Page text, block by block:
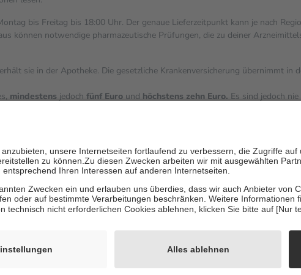
bis Freitag bis 18:00 Uhr. Der genaue Lieferzeitpunkt kann je nach
können notwendige pharmazeutische Prüfungen, die zu deiner
sie in der Apotheke. Die gesetzliche Krankenversicherung übernimmt in
mindestens jedoch fünf Euro und höchstens zehn Euro. Es sind jedoch
Stellung der Familie zu unterstützen, fallen keine Zuzahlungenan bei: